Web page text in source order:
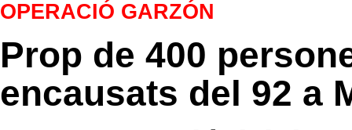
OPERACIÓ GARZÓN
Prop de 400
encausats del 92 a